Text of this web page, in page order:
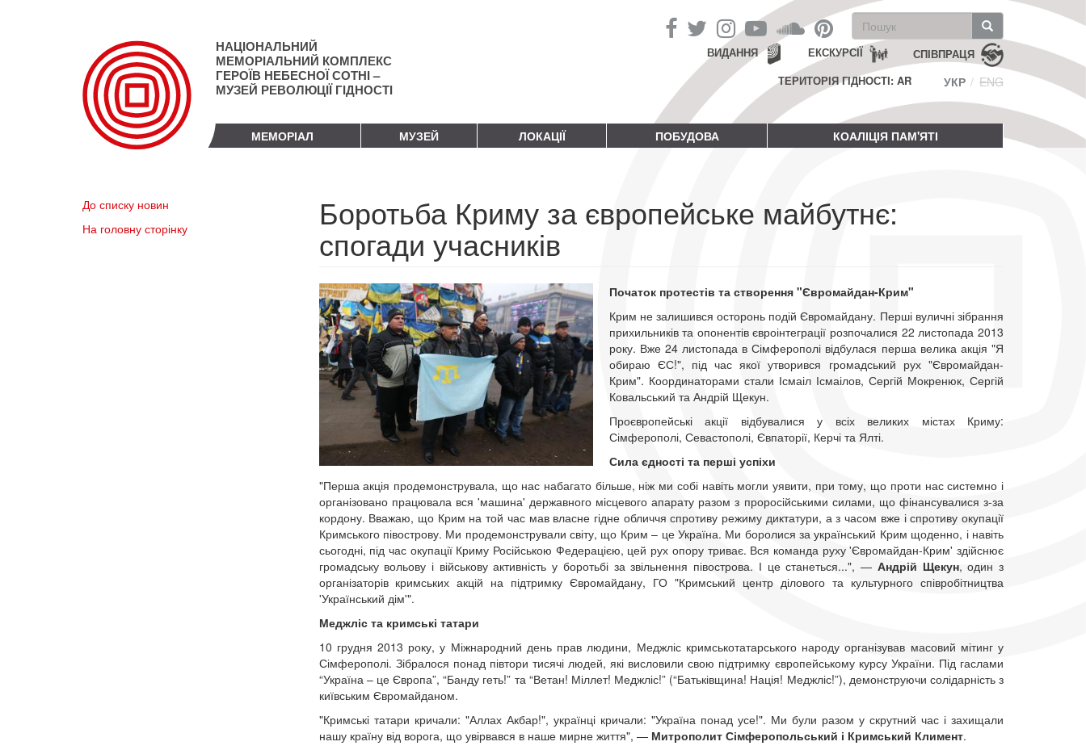
НАЦІОНАЛЬНИЙ
МЕМОРІАЛЬНИЙ КОМПЛЕКС
ГЕРОЇВ НЕБЕСНОЇ СОТНІ –
МУЗЕЙ РЕВОЛЮЦІЇ ГІДНОСТІ
Пошукова
форма
Пошук СПІВПРАЦЯ
ЕКСКУРСІЇ
ВИДАННЯ
ТЕРИТОРІЯ ГІДНОСТІ: AR
УКР ENG
МЕМОРІАЛ МУЗЕЙ ЛОКАЦІЇ ПОБУДОВА КОАЛІЦІЯ ПАМ'ЯТІ
До списку новин
На головну сторінку
Боротьба Криму за європейське майбутнє:
спогади учасників
Початок протестів та створення "Євромайдан-Крим"
Крим не залишився осторонь подій Євромайдану. Перші вуличні зібрання
прихильників та опонентів євроінтеграції розпочалися 22 листопада 2013
року. Вже 24 листопада в Сімферополі відбулася перша велика акція "Я
обираю ЄС!", під час якої утворився громадський рух "Євромайдан-
Крим". Координаторами стали Ісмаіл Ісмаілов, Сергій Мокренюк, Сергій
Ковальський та Андрій Щекун.
Проєвропейські акції відбувалися у всіх великих містах Криму:
Сімферополі, Севастополі, Євпаторії, Керчі та Ялті.
Сила єдності та перші успіхи
"Перша акція продемонструвала, що нас набагато більше, ніж ми собі навіть могли уявити, при тому, що проти нас системно і
організовано працювала вся 'машина' державного місцевого апарату разом з проросійськими силами, що фінансувалися з-за
кордону. Вважаю, що Крим на той час мав власне гідне обличчя спротиву режиму диктатури, а з часом вже і спротиву окупації
Кримського півострову. Ми продемонстрували світу, що Крим – це Україна. Ми боролися за український Крим щоденно, і навіть
сьогодні, під час окупації Криму Російською Федерацією, цей рух опору триває. Вся команда руху 'Євромайдан-Крим' здійснює
громадську вольову і військову активність у боротьбі за звільнення півострова. І це станеться...", — Андрій Щекун, один з
організаторів кримських акцій на підтримку Євромайдану, ГО "Кримський центр ділового та культурного співробітництва
'Український дім'".
Меджліс та кримські татари
10 грудня 2013 року, у Міжнародний день прав людини, Меджліс кримськотатарського народу організував масовий мітинг у
Сімферополі. Зібралося понад півтори тисячі людей, які висловили свою підтримку європейському курсу України. Під гаслами
“Україна – це Європа”, “Банду геть!” та “Ветан! Міллет! Меджліс!” (“Батьківщина! Нація! Меджліс!”), демонструючи солідарність з
київським Євромайданом.
"Кримські татари кричали: "Аллах Акбар!", українці кричали: "Україна понад усе!". Ми були разом у скрутний час і захищали
нашу країну від ворога, що увірвався в наше мирне життя", — Митрополит Сімферопольський і Кримський Климент.